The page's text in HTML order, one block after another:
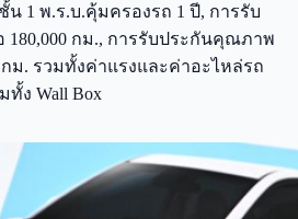
1 พ.ร.บ.คุ้มครองรถ 1 ปี, การรับ
180,000 กม., การรับประกันคุณภาพ
กม. รวมทั้งค่าแรงและค่าอะไหล่รถ
ทั้ง Wall Box